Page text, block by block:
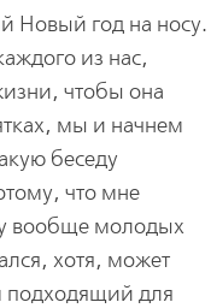
Новый год на носу.
из нас,
чтобы она
мы и начнем
беседу
что мне
вообще молодых
хотя, может
подходящий для